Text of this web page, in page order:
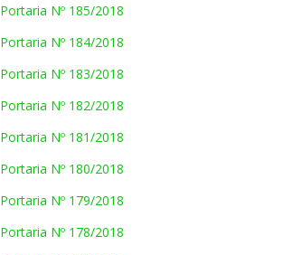
Portaria Nº 185/2018
Portaria Nº 184/2018
Portaria Nº 183/2018
Portaria Nº 182/2018
Portaria Nº 181/2018
Portaria Nº 180/2018
Portaria Nº 179/2018
Portaria Nº 178/2018